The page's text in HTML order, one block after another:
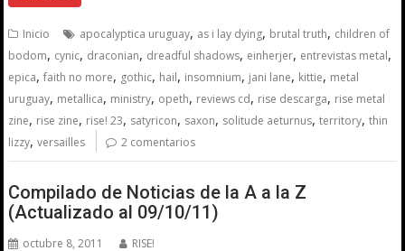
Inicio apocalyptica uruguay, as i lay dying, brutal truth, children of
bodom, cynic, draconian, dreadful shadows, einherjer, entrevistas metal,
epica,faith no more, gothic, hail, insomnium, jani lane, kittie, metal
uruguay, metallica, ministry, opeth, reviews cd, rise descarga, rise metal
zine, rise zine, rise! 23, satyricon, saxon, solitude aeturnus,territory,thin
lizzy,versailles 2 comentarios
Compilado de Noticias de la A a la Z
(Actualizado al 09/10/11)
octubre 8, 2011 RISE!